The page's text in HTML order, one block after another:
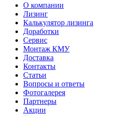
О компании
Лизинг
Калькулятор лизинга
Доработки
Сервис
Монтаж КМУ
Доставка
Контакты
Cтатьи
Вопросы и ответы
Фотогалерея
Партнеры
Акции